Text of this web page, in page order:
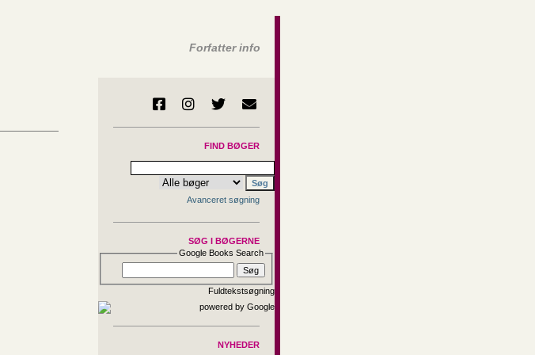
Forfatter info
FIND BØGER
Avanceret søgning
SØG I BØGERNE
Google Books Search
Fuldtekstsøgning
NYHEDER